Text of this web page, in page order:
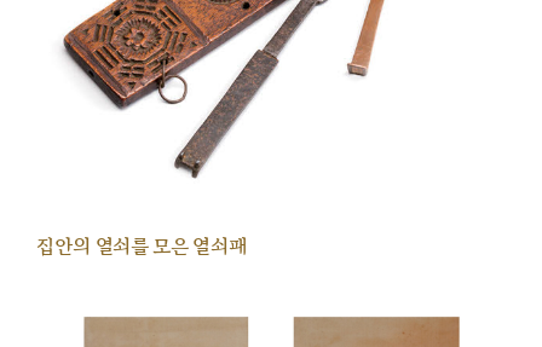
집안의 열쇠를 모은 열쇠패